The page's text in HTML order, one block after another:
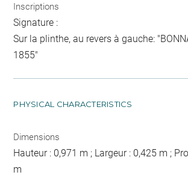
Inscriptions
Signature :
Sur la plinthe, au revers à gauche:
1855"
PHYSICAL CHARACTERISTICS
Dimensions
Hauteur : 0,971 m ; Largeur : 0,425 m ;
m